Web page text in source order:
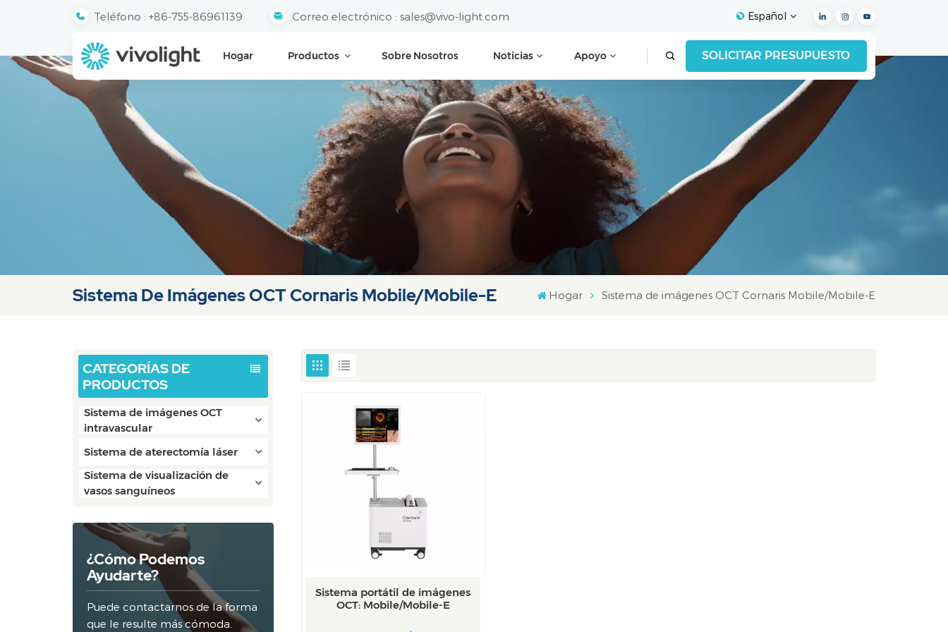
Teléfono : +86-755-86961139 Correo electrónico : sales@vivo-light.com Español
English
Español
Italiano
العربية
Hogar Productos Sobre Nosotros Noticias Apoyo SOLICITAR PRESUPUESTO
Sistema De Imágenes OCT Cornaris Mobile/Mobile-E Hogar Sistema de imágenes OCT Cornaris Mobile/Mobile-E
CATEGORÍAS DE
PRODUCTOS
Sistema de imágenes OCT
intravascular
Sistema de aterectomía láser
Sistema de visualización de
vasos sanguíneos
¿Cómo Podemos
Ayudarte?
Puede contactarnos de la forma
que le resulte más cómoda.
Sistema portátil de imágenes
OCT: Mobile/Mobile-E